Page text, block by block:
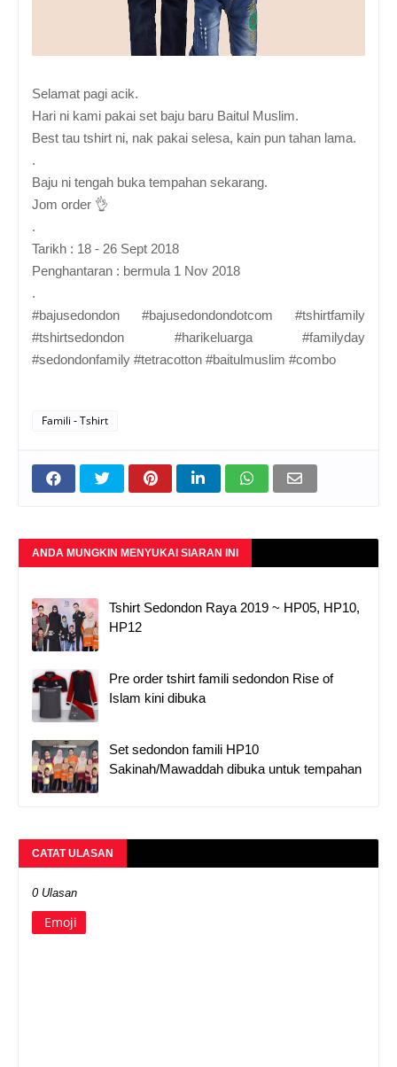
Selamat pagi acik.
Hari ni kami pakai set baju baru Baitul Muslim.
Best tau tshirt ni, nak pakai selesa, kain pun tahan lama.
.
Baju ni tengah buka tempahan sekarang.
Jom order 👌
.
Tarikh : 18 - 26 Sept 2018
Penghantaran : bermula 1 Nov 2018
.
#bajusedondon #bajusedondondotcom #tshirtfamily
#tshirtsedondon #harikeluarga #familyday
#sedondonfamily #tetracotton #baitulmuslim #combo
Famili - Tshirt
ANDA MUNGKIN MENYUKAI SIARAN INI
Tshirt Sedondon Raya 2019 ~ HP05, HP10,
HP12
Pre order tshirt famili sedondon Rise of
Islam kini dibuka
Set sedondon famili HP10
Sakinah/Mawaddah dibuka untuk tempahan
CATAT ULASAN
0 Ulasan
Emoji